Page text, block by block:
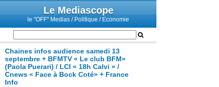
Le Mediascope
le "OFF" Medias / Politique / Economie
Chaines infos audience samedi 13
septembre + BFMTV « Le club BFM»
(Paola Puerari) / LCI « 18h Calvi » /
Cnews « Face à Bock Coté» + France
Info